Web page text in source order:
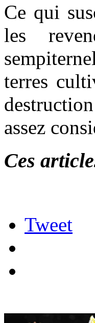
Ce qui
les
terres
assez
Ces
Tweet